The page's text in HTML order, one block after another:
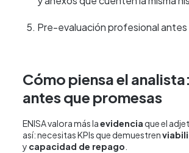
Pre-evaluación profesional
Cómo piensa el
antes que promesas
ENISA valora más laevidencia que el
así: necesitas KPIs que demuestren
y capacidad de repago